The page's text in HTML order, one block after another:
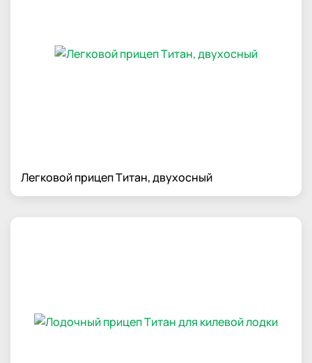
Легковой прицеп Титан, двухосный